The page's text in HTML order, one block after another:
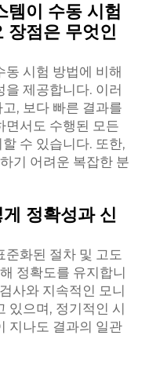
템이 수동 시험
장점은 무엇인
시험 방법에 비해
제공합니다. 이러
, 보다 빠른 결과를
면서도 수행된 모든
수 있습니다. 또한,
기 어려운 복잡한 분
정확성과 신
준화된 절차 및 고도
정확도를 유지합니
사와 지속적인 모니
있으며, 정기적인 시
지나도 결과의 일관